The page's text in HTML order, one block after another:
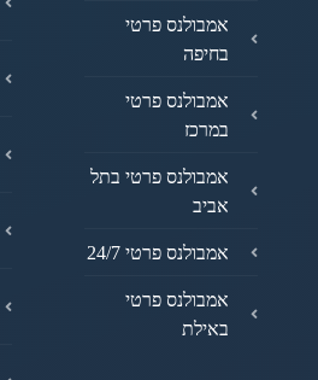
אמבולנס פרטי
בחיפה
אמבולנס פרטי
במרכז
אמבולנס פרטי בתל
אביב
אמבולנס פרטי 24/7
אמבולנס פרטי
באילת